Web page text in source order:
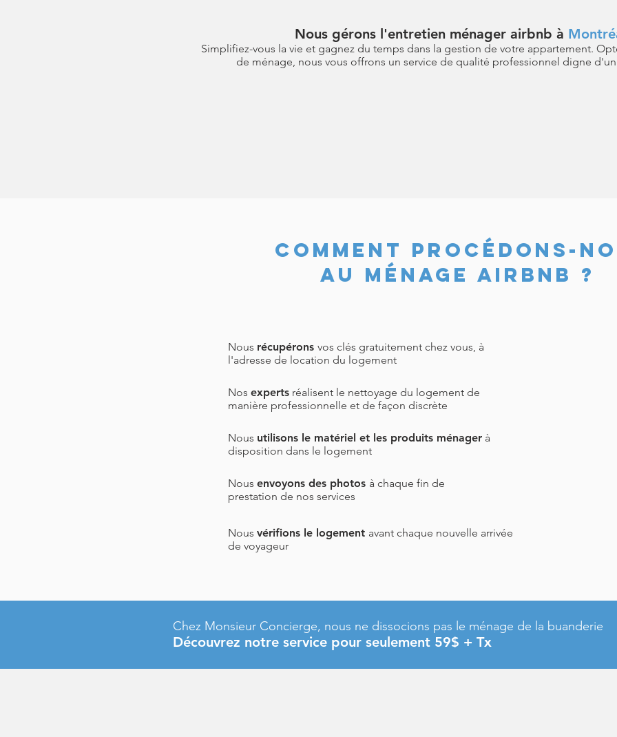
Nous gérons l'entretien ménager airbnb à
Simplifiez-vous la vie et gagnez du temps dans la gestion de votre appartement.
de ménage, nous vous offrons un service de qualité professionnel digne
Comment procédons-
au ménage Airbnb ? ​
Nous récupérons vos clés gratuitement chez vous, à
l'adresse de location du logement
Nos experts réalisent le nettoyage du logement de
manière professionnelle et de façon discrète
Nous utilisons le matériel et les produits ménager à
disposition dans le logement
Nous envoyons des photos à chaque fin de
prestation de nos services
Nous vérifions le logement avant chaque nouvelle arrivée
de voyageur
Chez Monsieur Concierge, nous ne dissocions pas le ménage de la buanderie
Découvrez notre service pour seulement 59$ + Tx